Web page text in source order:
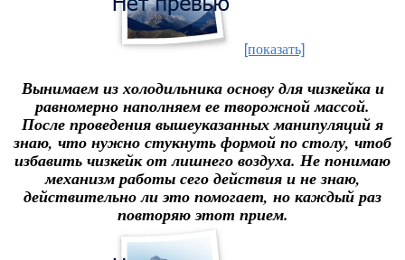
[показать]
Вынимаем из холодильника основу для чизкейка и
равномерно наполняем ее творожной массой.
После проведения вышеуказанных манипуляций я
знаю, что нужно стукнуть формой по столу, чтоб
избавить чизкейк от лишнего воздуха. Не понимаю
механизм работы сего действия и не знаю,
действительно ли это помогает, но каждый раз
повторяю этот прием.